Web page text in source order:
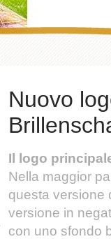
Nuovo
Il logo
Nella maggior
questa versione
versione in
con uno sfondo